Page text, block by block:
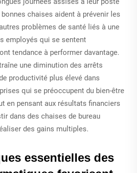
chaises aident à prévenir les
problèmes de santé liés à une
employés qui se sentent
tendance à performer davantage.
une diminution des arrêts
productivité plus élevé dans
qui se préoccupent du bien-être
en pensant aux résultats financiers
dans des chaises de bureau
des gains multiples.
essentielles des